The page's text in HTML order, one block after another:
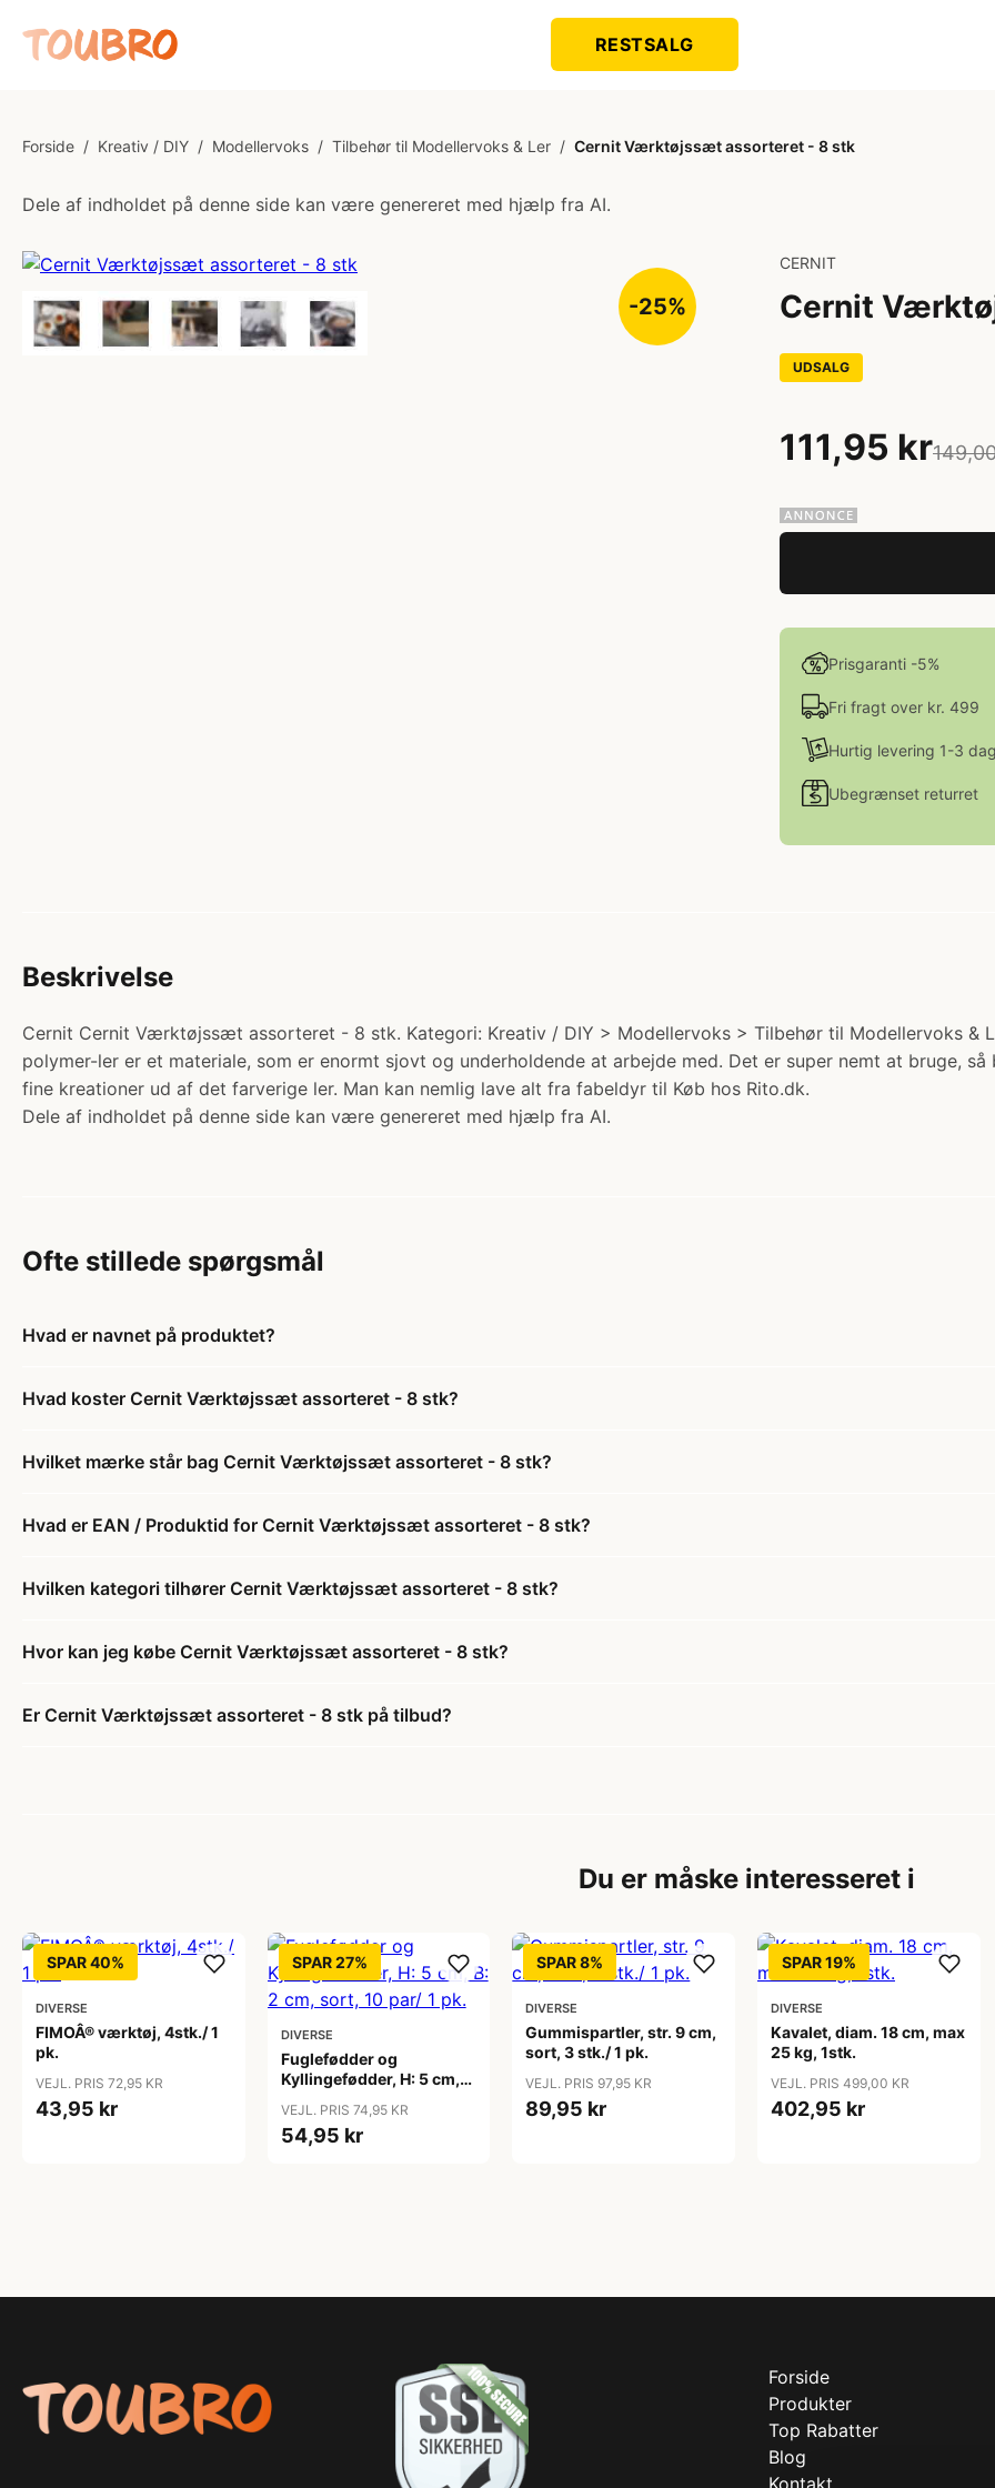
RESTSALG
Forside / Kreativ / DIY / Modellervoks / Tilbehør til Modellervoks & Ler / Cernit Værktøjssæt assorteret - 8 stk
Dele af indholdet på denne side kan være genereret med hjælp fra AI.
-25%
CERNIT
Cernit
UDSALG
111,95 kr
Prisgaranti -5%
Fri fragt over kr. 499
Hurtig levering 1-3
Ubegrænset returret
Beskrivelse
Cernit Cernit Værktøjssæt assorteret - 8 stk. Kategori: Kreativ / DIY > Modellervoks > Tilbehør til Modellervoks &
polymer-ler er et materiale, som er enormt sjovt og underholdende at arbejde med. Det er super nemt at bruge,
fine kreationer ud af det farverige ler. Man kan nemlig lave alt fra fabeldyr til Køb hos Rito.dk.
Dele af indholdet på denne side kan være genereret med hjælp fra AI.
Ofte stillede spørgsmål
Hvad er navnet på produktet?
Hvad koster Cernit Værktøjssæt assorteret - 8 stk?
Hvilket mærke står bag Cernit Værktøjssæt assorteret - 8 stk?
Hvad er EAN / Produktid for Cernit Værktøjssæt assorteret - 8 stk?
Hvilken kategori tilhører Cernit Værktøjssæt assorteret - 8 stk?
Hvor kan jeg købe Cernit Værktøjssæt assorteret - 8 stk?
Er Cernit Værktøjssæt assorteret - 8 stk på tilbud?
Du er måske interesseret i
SPAR 40%
DIVERSE
FIMOÂ® værktøj, 4stk./ 1
pk.
VEJL. PRIS 72,95 KR
43,95 kr
SPAR 27%
DIVERSE
Fuglefødder og
Kyllingefødder, H: 5 cm,
VEJL. PRIS 74,95 KR
54,95 kr
SPAR 8%
DIVERSE
Gummispartler, str. 9 cm,
sort, 3 stk./ 1 pk.
VEJL. PRIS 97,95 KR
89,95 kr
SPAR 19%
DIVERSE
Kavalet, diam. 18 cm, max
25 kg, 1stk.
VEJL. PRIS 499,00 KR
402,95 kr
Forside
Produkter
Top Rabatter
Blog
Kontakt